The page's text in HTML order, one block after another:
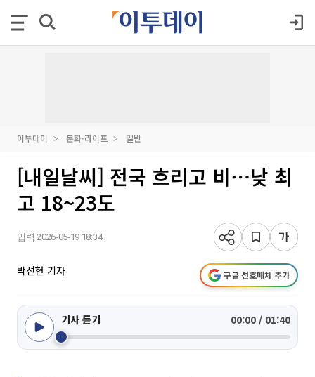
이투데이 문화·라이프 일반
[내일날씨] 전국 흐리고 비⋯낮 최
고 18~23도
입력 2026-05-19 18:34
박선현 기자 구글 선호매체 추가
기사 듣기 00:00 / 01:40